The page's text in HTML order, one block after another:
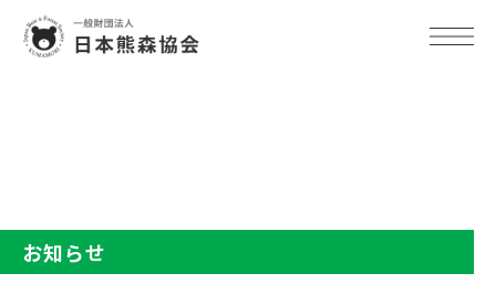
お知らせ